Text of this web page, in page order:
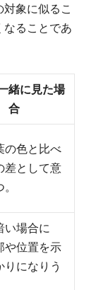
象に似るこ
なることであ
緒に見た場
合
の色と比べ
差として意
い場合に
や位置を示
りになりう